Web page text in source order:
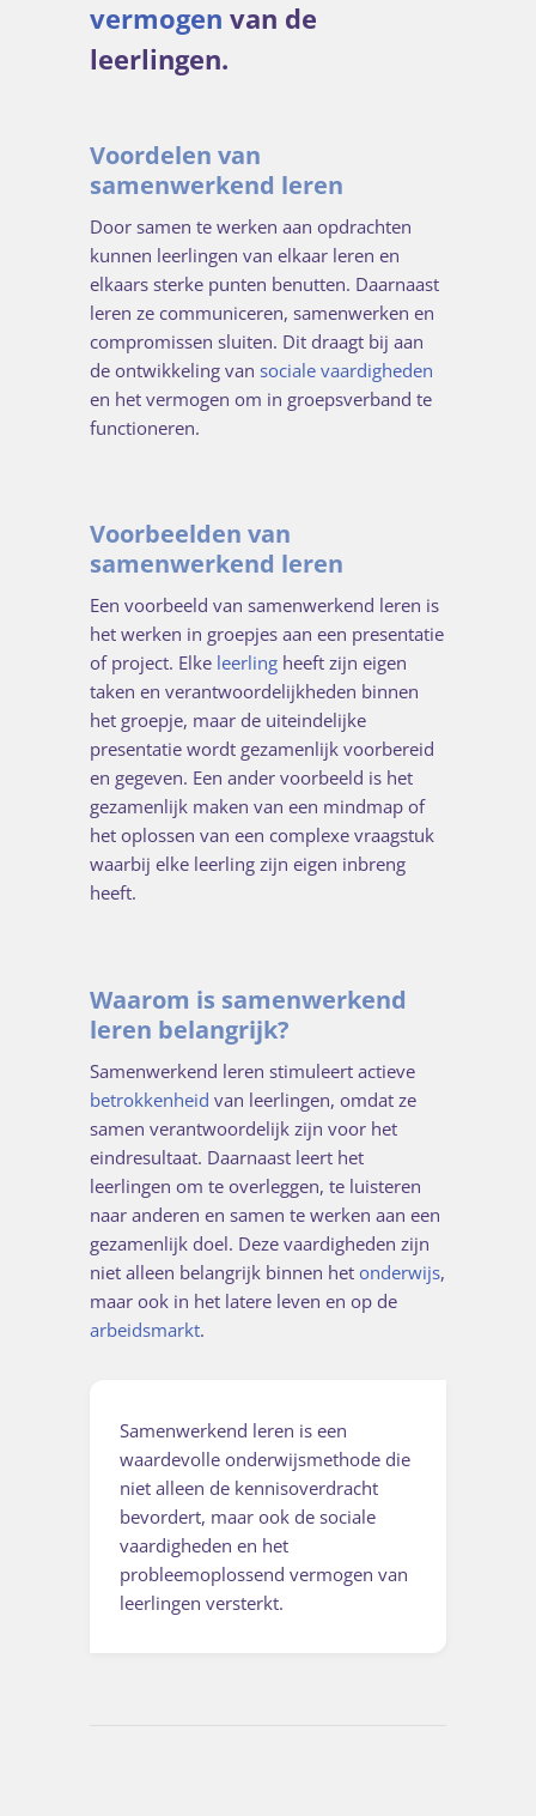
vermogen van de
leerlingen.
Voordelen van
samenwerkend leren
Door samen te werken aan opdrachten
kunnen leerlingen van elkaar leren en
elkaars sterke punten benutten. Daarnaast
leren ze communiceren, samenwerken en
compromissen sluiten. Dit draagt bij aan
de ontwikkeling van sociale vaardigheden
en het vermogen om in groepsverband te
functioneren.
Voorbeelden van
samenwerkend leren
Een voorbeeld van samenwerkend leren is
het werken in groepjes aan een presentatie
of project. Elke leerling heeft zijn eigen
taken en verantwoordelijkheden binnen
het groepje, maar de uiteindelijke
presentatie wordt gezamenlijk voorbereid
en gegeven. Een ander voorbeeld is het
gezamenlijk maken van een mindmap of
het oplossen van een complexe vraagstuk
waarbij elke leerling zijn eigen inbreng
heeft.
Waarom is samenwerkend
leren belangrijk?
Samenwerkend leren stimuleert actieve
betrokkenheid van leerlingen, omdat ze
samen verantwoordelijk zijn voor het
eindresultaat. Daarnaast leert het
leerlingen om te overleggen, te luisteren
naar anderen en samen te werken aan een
gezamenlijk doel. Deze vaardigheden zijn
niet alleen belangrijk binnen het onderwijs,
maar ook in het latere leven en op de
arbeidsmarkt.
Samenwerkend leren is een
waardevolle onderwijsmethode die
niet alleen de kennisoverdracht
bevordert, maar ook de sociale
vaardigheden en het
probleemoplossend vermogen van
leerlingen versterkt.